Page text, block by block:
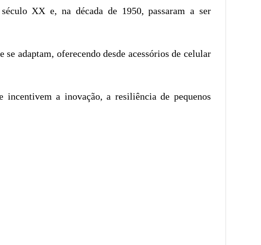
XX e, na década de 1950, passaram a ser
adaptam, oferecendo desde acessórios de celular
a inovação, a resiliência de pequenos